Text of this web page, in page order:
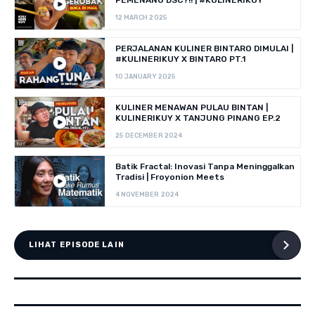
12 MARCH 2025
PERJALANAN KULINER BINTARO DIMULAI |
#KULINERIKUY X BINTARO PT.1
10 JANUARY 2025
KULINER MENAWAN PULAU BINTAN |
KULINERIKUY X TANJUNG PINANG EP.2
25 DECEMBER 2024
Batik Fractal: Inovasi Tanpa Meninggalkan
Tradisi | Froyonion Meets
4 NOVEMBER 2024
LIHAT EPISODE LAIN